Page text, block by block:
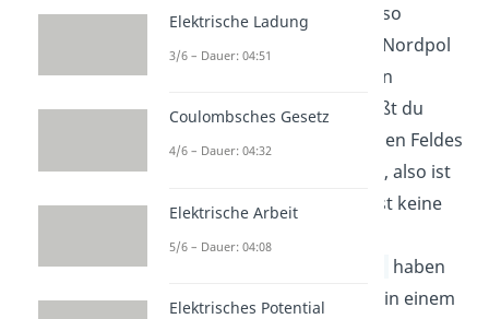
Hufeisenmagnet ist dabei so
positioniert, dass sich der Nordpol
unten und der Südpol oben
befindet. Den Leiter schließt du
außerhalb des magnetischen Feldes
an ein Strommessgerät an, also ist
im gesamten Stromkreis ist keine
haben
wir alle wichtigen Aspekte in einem
Elektrische Ladung
3/6 – Dauer: 04:51
Coulombsches Gesetz
4/6 – Dauer: 04:32
Elektrische Arbeit
5/6 – Dauer: 04:08
Elektrisches Potential